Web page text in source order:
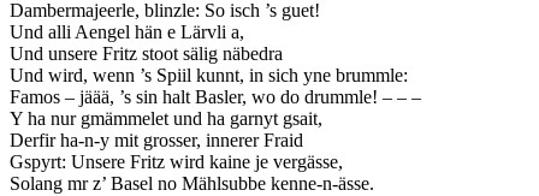
Dambermajeerle, blinzle: So isch ’s guet!
Und alli Aengel hän e Lärvli a,
Und unsere Fritz stoot sälig näbedra
Und wird, wenn ’s Spiil kunnt, in sich yne brummle:
Famos – jäää, ’s sin halt Basler, wo do drummle! – – –
Y ha nur gmämmelet und ha garnyt gsait,
Derfir ha-n-y mit grosser, innerer Fraid
Gspyrt: Unsere Fritz wird kaine je vergässe,
Solang mr z’ Basel no Mählsubbe kenne-n-ässe.